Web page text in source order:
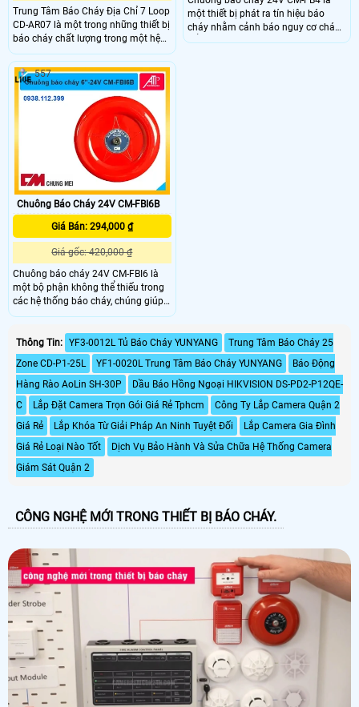
Trung Tâm Báo Cháy Địa Chỉ 7 Loop
CD-AR07 là một trong những thiết bị
báo cháy chất lượng trong một hệ
thống báo cháy, giúp thu và nhận
tín hiệu từ các đầu báo sau đấy
truyền tải tín hiệu có cháy đến các
thiết bị cảnh bao, còi báo cháy, còi
một thiết bị phát ra tín hiệu báo
cháy nhằm cảnh báo nguy cơ cháy
nổ trong mọi dự án. CM-FB4 có khả
Chuông Báo Cháy 24V CM-FBI6B
Giá Bán: 294,000 ₫
Giá gốc: 420,000 ₫
Chuông báo cháy 24V CM-FBI6 là
một bộ phận không thể thiếu trong
các hệ thống báo cháy, chúng giúp
phát ra các tín hiệu cảnh báo khi
cháy, nhằm báo cho mọi người tại
khu vực hay công trình đó biết để
tránh khỏi những nguy hiểm không
ai biết trước được
557
Thông Tin: YF3-0012L Tủ Báo Cháy YUNYANG
Trung Tâm Báo Cháy 25
Zone CD-P1-25L
YF1-0020L Trung Tâm Báo Cháy YUNYANG
Báo Động
Hàng Rào AoLin SH-30P
Dầu Báo Hồng Ngoại HIKVISION DS-PD2-P12QE-
C
Lắp Đặt Camera Trọn Gói Giá Rẻ Tphcm
Công Ty Lắp Camera Quận 2
Giá Rẻ
Lắp Khóa Từ Giải Pháp An Ninh Tuyệt Đối
Lắp Camera Gia Đình
Giá Rẻ Loại Nào Tốt
Dịch Vụ Bảo Hành Và Sửa Chữa Hệ Thống Camera
Giám Sát Quận 2
CÔNG NGHỆ MỚI TRONG THIẾT BỊ BÁO CHÁY.